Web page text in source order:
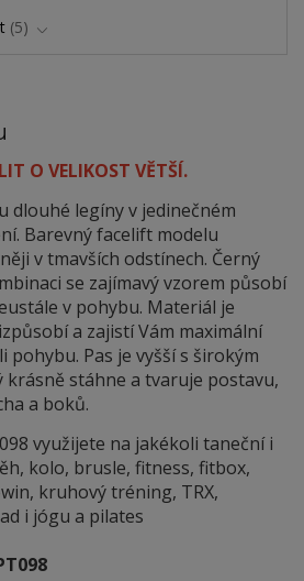
5
O VELIKOST VĚTŠÍ.
dlouhé legíny v jedinečném
Barevný facelift modelu
v tmavších odstínech. Černý
se zajímavý vzorem působí
v pohybu. Materiál je
a zajistí Vám maximální
Pas je vyšší s širokým
krásně stáhne a tvaruje postavu,
a boků.
využijete na jakékoli taneční i
kolo, brusle, fitness, fitbox,
kruhový tréning, TRX,
i jógu a pilates